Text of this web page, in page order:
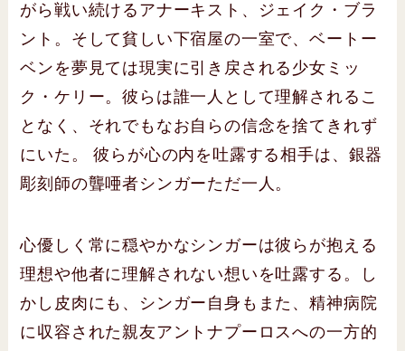
がら戦い続けるアナーキスト、ジェイク・ブラ
ント。そして貧しい下宿屋の一室で、ベートー
ベンを夢見ては現実に引き戻される少女ミッ
ク・ケリー。彼らは誰一人として理解されるこ
となく、それでもなお自らの信念を捨てきれず
にいた。 彼らが心の内を吐露する相手は、銀器
彫刻師の聾唖者シンガーただ一人。
心優しく常に穏やかなシンガーは彼らが抱える
理想や他者に理解されない想いを吐露する。し
かし皮肉にも、シンガー自身もまた、精神病院
に収容された親友アントナプーロスへの一方的